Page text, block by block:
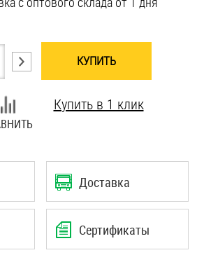
КУПИТЬ
Купить в 1 клик
Доставка
Сертификаты